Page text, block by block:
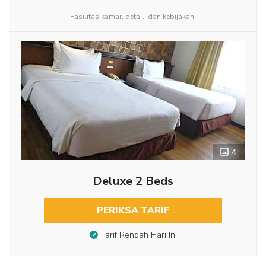
Fasilitas kamar, detail, dan kebijakan.
4
Deluxe 2 Beds
PERIKSA TARIF
Tarif Rendah Hari Ini